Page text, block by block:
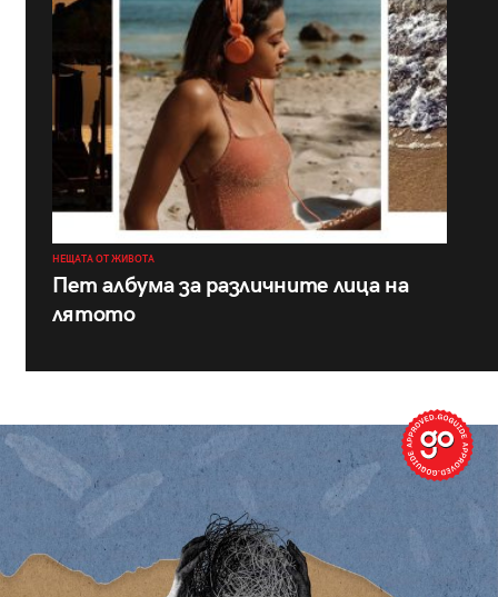
НЕЩАТА ОТ ЖИВОТА
Пет албума за различните лица на
лятото